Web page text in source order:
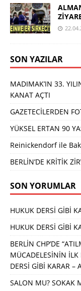
SON YAZILAR
MADIMAK’IN 33.
KANAT AÇTI
GAZETECİLERDEN
YÜKSEL ERTAN 90
Reinickendorf ile
BERLİN’DE KRİTİK
SON YORUMLAR
HUKUK DERSİ GİBİ
HUKUK DERSİ GİBİ
BERLİN CHP’DE
MÜCADELESİNİN
DERSİ GİBİ KARAR –
SALON MU? SOKAK